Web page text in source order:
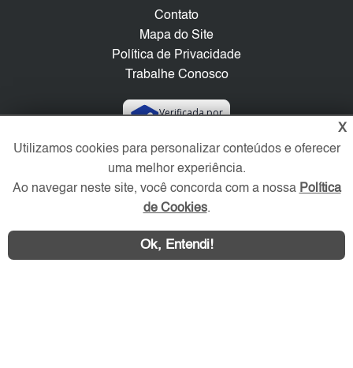
Contato
Mapa do Site
Política de Privacidade
Trabalhe Conosco
Verificada por
Redes Sociais
X
Utilizamos cookies para personalizar conteúdos e oferecer
uma melhor experiência.
Ao navegar neste site, você concorda com a nossa Política
de Cookies.
Ok, Entendi!